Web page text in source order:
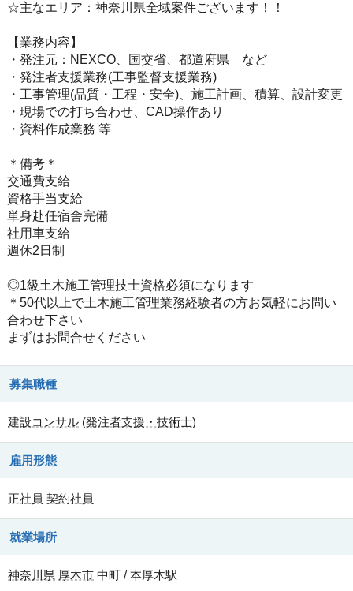
☆主なエリア：神奈川県全域案件ございます！！
【業務内容】
・発注元：NEXCO、国交省、都道府県 など
・発注者支援業務(工事監督支援業務)
・工事管理(品質・工程・安全)、施工計画、積算、設計変更
・現場での打ち合わせ、CAD操作あり
・資料作成業務 等
＊備考＊
交通費支給
資格手当支給
単身赴任宿舎完備
社用車支給
週休2日制
◎1級土木施工管理技士資格必須になります
＊50代以上で土木施工管理業務経験者の方お気軽にお問い
合わせ下さい
まずはお問合せください
募集職種
建設コンサル (発注者支援・技術士)
雇用形態
正社員 契約社員
就業場所
神奈川県 厚木市 中町 / 本厚木駅